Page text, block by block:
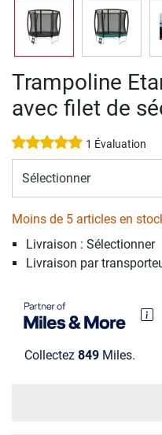
Trampoline
avec filet de
1 Évaluation
Sélectionner
Moins de 5 articles en
Livraison : Sélectionner
Livraison par
Collectez 849 Miles.